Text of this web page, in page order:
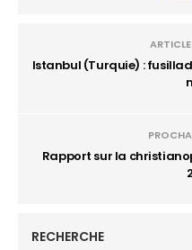
Istanbul (Turquie) :
Rapport sur la
RECHERCHE